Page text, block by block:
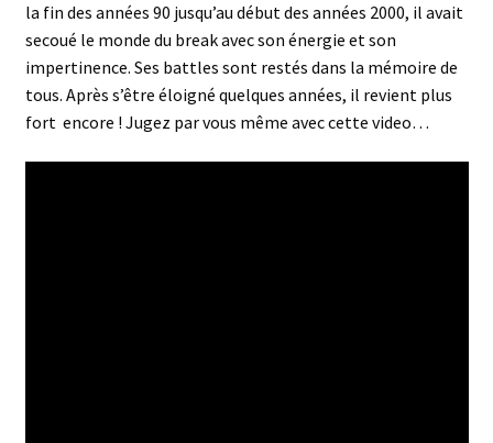
la fin des années 90 jusqu’au début des années 2000, il avait
secoué le monde du break avec son énergie et son
impertinence. Ses battles sont restés dans la mémoire de
tous. Après s’être éloigné quelques années, il revient plus
fort encore ! Jugez par vous même avec cette video…